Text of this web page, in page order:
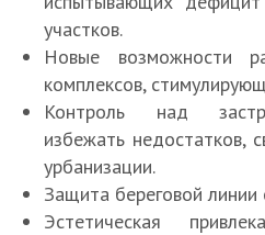
участков.
Новые возможности
комплексов,
Контроль над
избежать недостатков,
урбанизации.
Защита береговой линии
Эстетическая